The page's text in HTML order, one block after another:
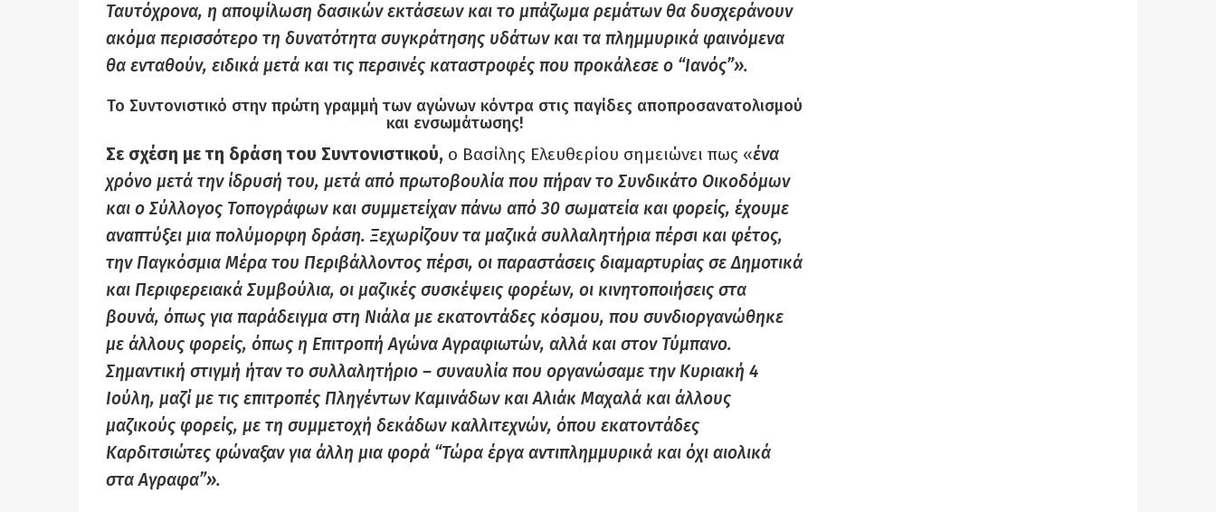
Ταυτόχρονα, η αποψίλωση δασικών εκτάσεων και το μπάζωμα ρεμάτων θα δυσχεράνουν
ακόμα περισσότερο τη δυνατότητα συγκράτησης υδάτων και τα πλημμυρικά φαινόμενα
θα ενταθούν, ειδικά μετά και τις περσινές καταστροφές που προκάλεσε ο “Ιανός”».
Το Συντονιστικό στην πρώτη γραμμή των αγώνων κόντρα στις παγίδες αποπροσανατολισμού
και ενσωμάτωσης!
Σε σχέση με τη δράση του Συντονιστικού, ο Βασίλης Ελευθερίου σημειώνει πως «ένα
χρόνο μετά την ίδρυσή του, μετά από πρωτοβουλία που πήραν το Συνδικάτο Οικοδόμων
και ο Σύλλογος Τοπογράφων και συμμετείχαν πάνω από 30 σωματεία και φορείς, έχουμε
αναπτύξει μια πολύμορφη δράση. Ξεχωρίζουν τα μαζικά συλλαλητήρια πέρσι και φέτος,
την Παγκόσμια Μέρα του Περιβάλλοντος πέρσι, οι παραστάσεις διαμαρτυρίας σε Δημοτικά
και Περιφερειακά Συμβούλια, οι μαζικές συσκέψεις φορέων, οι κινητοποιήσεις στα
βουνά, όπως για παράδειγμα στη Νιάλα με εκατοντάδες κόσμου, που συνδιοργανώθηκε
με άλλους φορείς, όπως η Επιτροπή Αγώνα Αγραφιωτών, αλλά και στον Τύμπανο.
Σημαντική στιγμή ήταν το συλλαλητήριο – συναυλία που οργανώσαμε την Κυριακή 4
Ιούλη, μαζί με τις επιτροπές Πληγέντων Καμινάδων και Αλιάκ Μαχαλά και άλλους
μαζικούς φορείς, με τη συμμετοχή δεκάδων καλλιτεχνών, όπου εκατοντάδες
Καρδιτσιώτες φώναξαν για άλλη μια φορά “Τώρα έργα αντιπλημμυρικά και όχι αιολικά
στα Αγραφα”».